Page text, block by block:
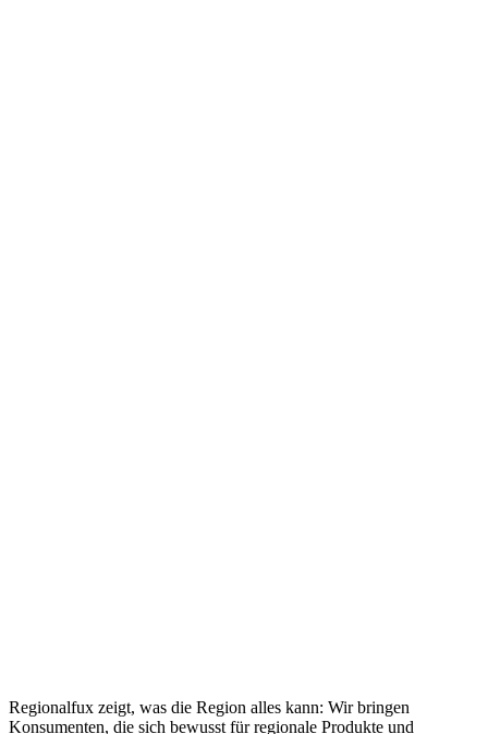
Regionalfux zeigt, was die Region alles kann: Wir bringen
Konsumenten, die sich bewusst für regionale Produkte und